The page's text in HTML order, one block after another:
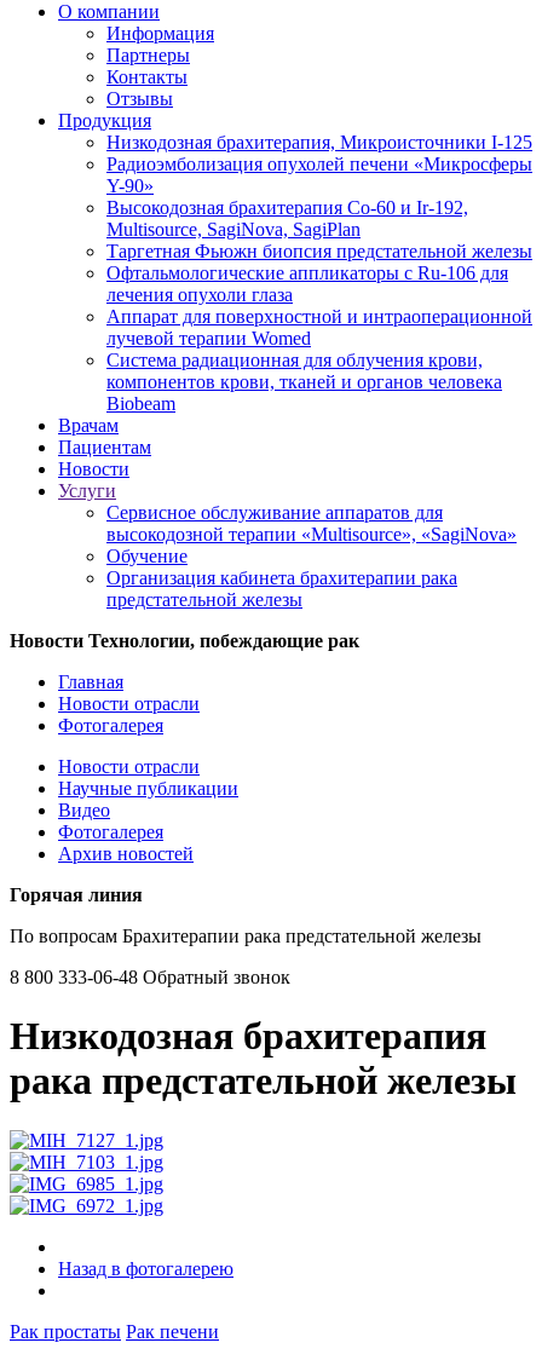
О компании
Информация
Партнеры
Контакты
Отзывы
Продукция
Низкодозная брахитерапия, Микроисточники I-125
Радиоэмболизация опухолей печени «Микросферы
Y-90»
Высокодозная брахитерапия Co-60 и Ir-192,
Multisource, SagiNova, SagiPlan
Таргетная Фьюжн биопсия предстательной железы
Офтальмологические аппликаторы с Ru-106 для
лечения опухоли глаза
Аппарат для поверхностной и интраоперационной
лучевой терапии Womed
Система радиационная для облучения крови,
компонентов крови, тканей и органов человека
Biobeam
Врачам
Пациентам
Новости
Услуги
Сервисное обслуживание аппаратов для
высокодозной терапии «Multisource», «SagiNova»
Обучение
Организация кабинета брахитерапии рака
предстательной железы
Новости Технологии, побеждающие рак
Главная
Новости отрасли
Фотогалерея
Новости отрасли
Научные публикации
Видео
Фотогалерея
Архив новостей
Горячая линия
По вопросам Брахитерапии рака предстательной железы
8 800 333-06-48 Обратный звонок
Низкодозная брахитерапия
рака предстательной железы
Назад в фотогалерею
Рак простаты Рак печени